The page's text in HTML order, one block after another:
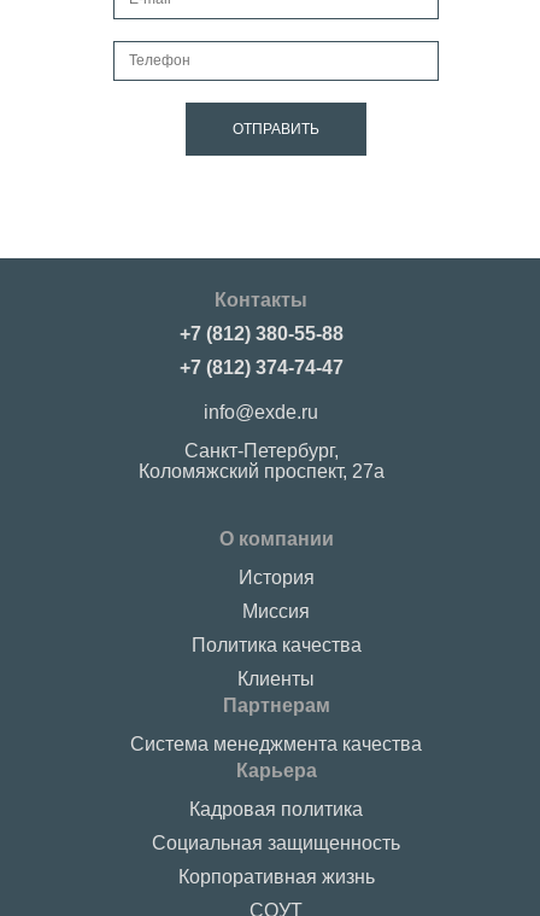
Контакты
+7 (812) 380-55-88
+7 (812) 374-74-47
info@exde.ru
Санкт-Петербург,
Коломяжский проспект, 27a
О компании
История
Миссия
Политика качества
Клиенты
Партнерам
Система менеджмента качества
Карьера
Кадровая политика
Социальная защищенность
Корпоративная жизнь
СОУТ